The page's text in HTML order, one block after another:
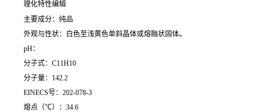
理化特性编辑
主要成分：纯品
外观与性状：白色至浅黄色单斜晶体或熔融状固体。
pH：
分子式：C11H10
分子量：142.2
EINECS号：202-078-3
熔点（℃）：34.6